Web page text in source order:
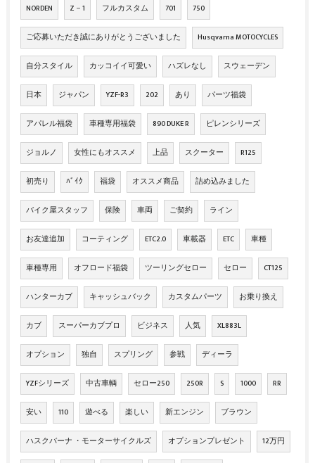
NORDEN Z－1 フルカスタム 701 750
ご応募いただき誠にありがとうございました Husqvarna MOTOCYCLES
自分スタイル カッコイイ可愛い ハズレなし スウェーデン
日本 ジャパン YZF-R3 202 あり パーツ福袋
アパレル福袋 車種専用福袋 890 DUKE R ピレンシリーズ
ジョルノ 女性にもオススメ 上品 スクーター R125
初売り ﾊﾞｲｸ 福袋 オススメ商品 詰め込みました
バイク屋スタッフ 保険 車両 ご契約 ライン
お友達追加 コーティング ETC2.0 車載器 ETC 車種
車種専用 オフロード福袋 ツーリングセロー セロー CT125
ハンターカブ キャッシュバック カスタムパーツ お乗り換え
カブ スーパーカブプロ ビジネス 人気 XL883L
オプション 独自 スプリング 参戦 ディーラ
YZFシリーズ 中古車輌 セロー250 250R S 1000 RR
安い 110 遊べる 楽しい 新エンジン ブラウン
ハスクバーナ ・モーターサイクルズ オプションプレゼント 12万円